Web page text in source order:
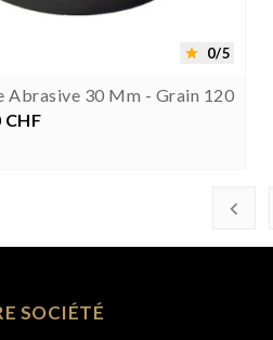
 0/5
Abrasive 30 Mm - Grain 120
Prix
CHF

SOCIÉTÉ